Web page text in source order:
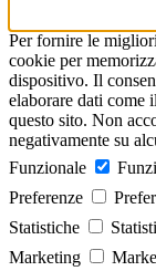
Per fornire le
cookie per
dispositivo. Il
elaborare dati come
questo sito. Non
negativamente su
Funzionale
Preferenze
Statistiche
Marketing